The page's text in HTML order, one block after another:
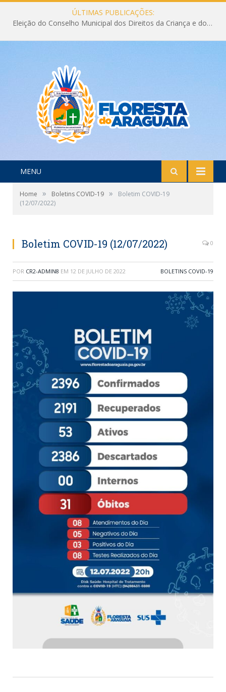
ÚLTIMAS PUBLICAÇÕES:
Eleição do Conselho Municipal dos Direitos da Criança e do Adolescente CMDCA 2026
MENU
Home » Boletins COVID-19 »
Boletim COVID-19
(12/07/2022)
Boletim COVID-19 (12/07/2022) 0
POR CR2-ADMIN8 EM 12 DE JULHO DE 2022 BOLETINS COVID-19